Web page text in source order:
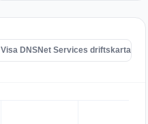
Visa DNSNet Services driftskarta